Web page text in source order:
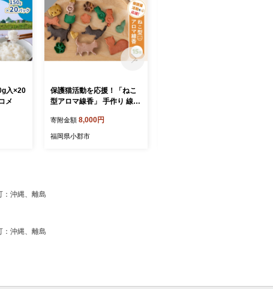
入×20
メ
保護猫活動を応援！「ねこ
型アロマ線香」 手作り 線香
寄附金額 8,000円
福岡県小郡市
：沖縄、離島
：沖縄、離島